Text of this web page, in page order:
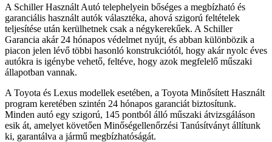
A Schiller Használt Autó telephelyein bőséges a megbízható és
garanciális használt autók választéka, ahová szigorú feltételek
teljesítése után kerülhetnek csak a négykerekűek. A Schiller
Garancia akár 24 hónapos védelmet nyújt, és abban különbözik a
piacon jelen lévő többi hasonló konstrukciótól, hogy akár nyolc éves
autókra is igénybe vehető, feltéve, hogy azok megfelelő műszaki
állapotban vannak.
A Toyota és Lexus modellek esetében, a Toyota Minősített Használt
program keretében szintén 24 hónapos garanciát biztosítunk.
Minden autó egy szigorú, 145 pontból álló műszaki átvizsgáláson
esik át, amelyet követően Minőségellenőrzési Tanúsítványt állítunk
ki, garantálva a jármű megbízhatóságát.